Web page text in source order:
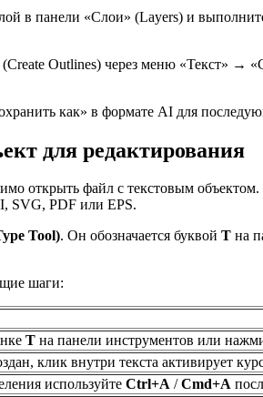
в панели «Слои» (Layers) и
Outlines) через меню «Текст» →
как» в формате AI для
для редактирования
открыть файл с текстовым
SVG, PDF или EPS.
Tool). Он обозначается буквой T на
шаги:
T на панели инструментов или
клик внутри текста активирует
используйте Ctrl+A /Cmd+A